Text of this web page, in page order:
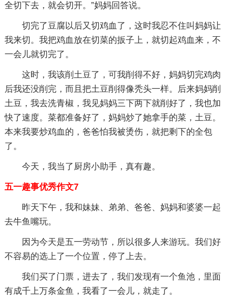
全切下去，就会切开。”妈妈回答说。
切完了豆腐以后又切鸡血了，这时我忍不住叫妈妈让
我来切。我把鸡血放在切菜的扳子上，就切起鸡血来，不
一会儿就切完了。
这时，我该削土豆了，可我削得不好，妈妈切完鸡肉
后我还没削完，而且把土豆削得像秃头一样。后来妈妈削
土豆，我去洗青椒，我见妈妈三下两下就削好了，我也加
快了速度。菜都准备好了，妈妈炒了她拿手的菜，土豆。
本来我要炒鸡血的，爸爸怕我被烫伤，就把剩下的全包
了。
今天，我当了厨房小助手，真有趣。
五一趣事优秀作文7
昨天下午，我和妹妹、弟弟、爸爸、妈妈和婆婆一起
去牛鱼嘴玩。
因为今天是五一劳动节，所以很多人来游玩。我们好
不容易的选上了一个位置，停了上去。
我们买了门票，进去了，我们发现有一个鱼池，里面
有成千上万条金鱼，我看了一会儿，就走了。